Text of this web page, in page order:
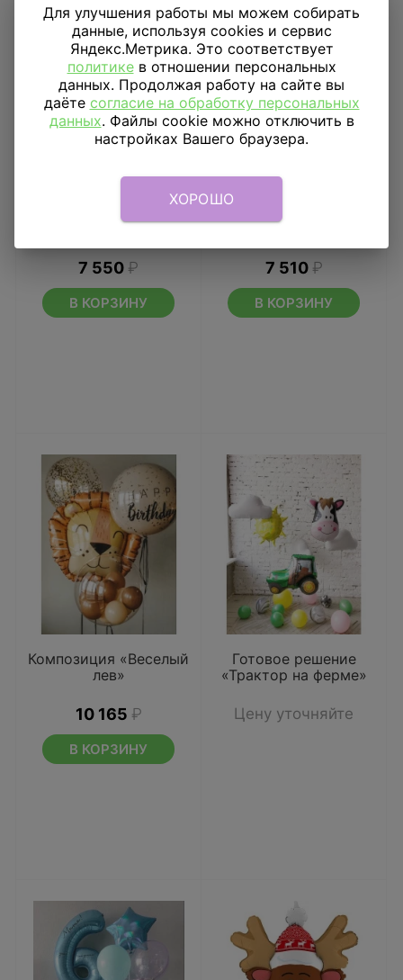
енот»
7 550 ₽
В КОРЗИНУ
Фламинго и Конфетти
7 510 ₽
В КОРЗИНУ
Композиция «Веселый
лев»
10 165 ₽
В КОРЗИНУ
Готовое решение
«Трактор на ферме»
Цену уточняйте
Для улучшения работы мы можем собирать
данные, используя cookies и сервис
Яндекс.Метрика. Это соответствует
политикев отношении персональных
данных. Продолжая работу на сайте вы
даёте согласие на обработку персональных
данных. Файлы cookie можно отключить в
настройках Вашего браузера.
ХОРОШО